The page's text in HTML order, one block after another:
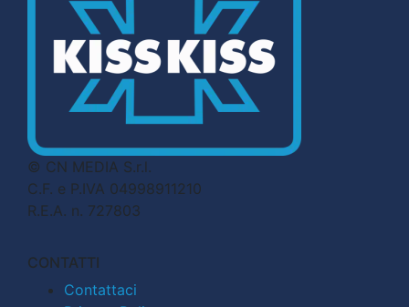
© CN MEDIA S.r.l.
C.F. e P.IVA 04998911210
R.E.A. n. 727803
CONTATTI
Contattaci